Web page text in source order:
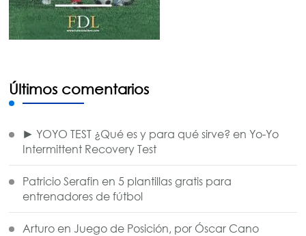
Últimos comentarios
► YOYO TEST ¿Qué es y para qué sirve? enYo-Yo
Intermittent Recovery Test
Patricio Serafin en5 plantillas gratis para
entrenadores de fútbol
Arturo en Juego de Posición, por Óscar Cano